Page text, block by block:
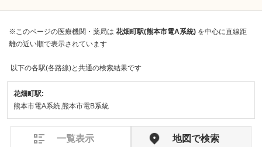
※このページの医療機関・薬局は 花畑町駅(熊本市電A系統) を中心に直線距
離の近い順で表示されています
以下の各駅(各路線)と共通の検索結果です
花畑町駅:
熊本市電A系統,熊本市電B系統
一覧表示 地図で検索